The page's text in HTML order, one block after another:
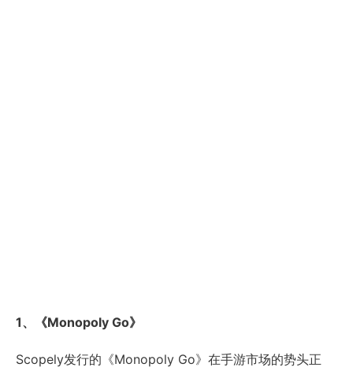
1、《Monopoly Go》
Scopely发行的《Monopoly Go》在手游市场的势头正